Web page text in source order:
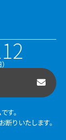
す。
りいたします。